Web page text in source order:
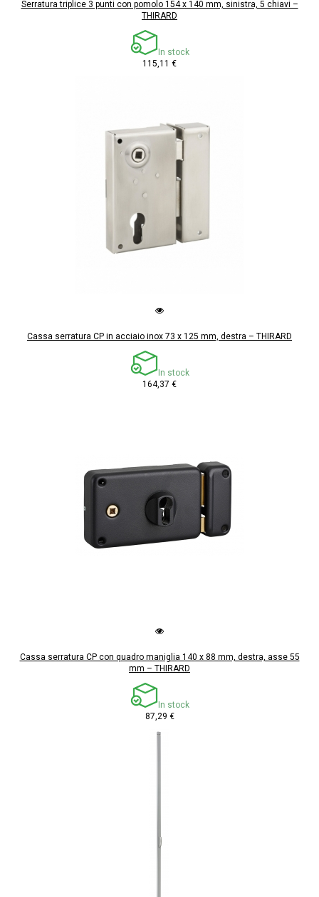
Serratura triplice 3 punti con pomolo 154 x 140 mm, sinistra, 5 chiavi –
THIRARD
In stock
115,11 €
Cassa serratura CP in acciaio inox 73 x 125 mm, destra – THIRARD
In stock
164,37 €
Cassa serratura CP con quadro maniglia 140 x 88 mm, destra, asse 55
mm – THIRARD
In stock
87,29 €